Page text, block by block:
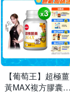
【葡萄王】超極薑
黃MAX複方膠囊